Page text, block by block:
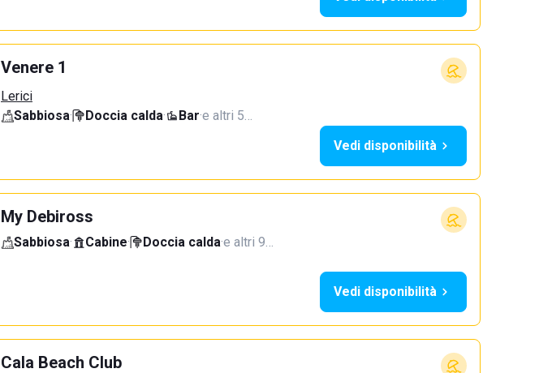
Venere 1
Lerici
Sabbiosa· Doccia calda· Bar·e altri 5…
Vedi disponibilità
My Debiross
Sabbiosa· Cabine· Doccia calda·e altri 9…
Vedi disponibilità
Cala Beach Club